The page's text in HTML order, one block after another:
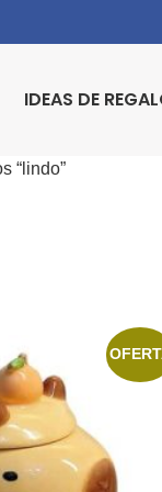
IDEAS DE
“lindo”